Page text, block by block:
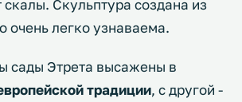
скалы. Скульптура создана из
очень легко узнаваема.
сады Этрета высажены в
традиции, с другой -